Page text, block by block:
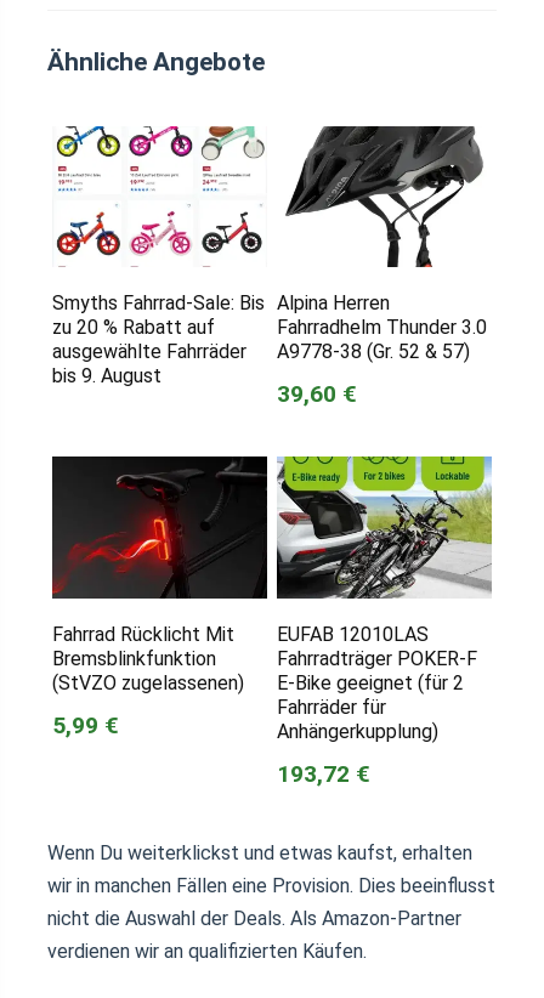
Ähnliche Angebote
Smyths Fahrrad-Sale: Bis
zu 20 % Rabatt auf
ausgewählte Fahrräder
bis 9. August
Alpina Herren
Fahrradhelm Thunder 3.0
A9778-38 (Gr. 52 & 57)
39,60 €
Fahrrad Rücklicht Mit
Bremsblinkfunktion
(StVZO zugelassenen)
5,99 €
EUFAB 12010LAS
Fahrradträger POKER-F
E-Bike geeignet (für 2
Fahrräder für
Anhängerkupplung)
193,72 €
Wenn Du weiterklickst und etwas kaufst, erhalten
wir in manchen Fällen eine Provision. Dies beeinflusst
nicht die Auswahl der Deals. Als Amazon-Partner
verdienen wir an qualifizierten Käufen.